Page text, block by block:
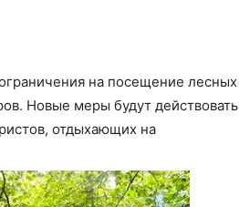
на посещение лесных
Новые меры будут действовать
отдыхающих на